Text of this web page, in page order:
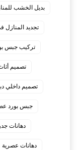
بديل الخشب
تجديد المنازل
تركيب جبس
تصميم
تصميم داخلي
جبس بورد
دهانات
دهانات عصرية